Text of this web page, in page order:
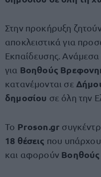
Στην προκήρυξη
αποκλειστικά για
Εκπαίδευσης. Ανάμεσα
για Βοηθούς
κατανέμονται σε
δημοσίου σε όλη την
Το Proson.gr
18 θέσεις που
και αφορούν